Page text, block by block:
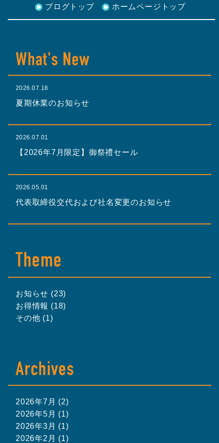
ブログトップ ホームページトップ
2026.07.18
夏期休業のお知らせ
2026.07.01
【2026年7月限定】御祭禮セール
2026.05.01
代表取締役交代および社名変更のお知らせ
お知らせ (23)
お得情報 (18)
その他 (1)
2026年7月 (2)
2026年5月 (1)
2026年3月 (1)
2026年2月 (1)